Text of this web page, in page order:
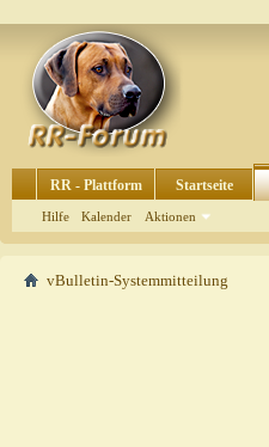
RR - Plattform Startseite
Hilfe Kalender Aktionen
vBulletin-Systemmitteilung